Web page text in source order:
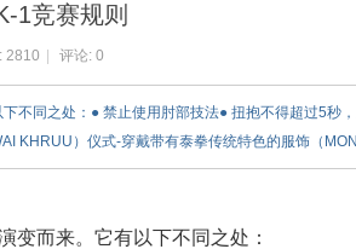
1竞赛规则
2810 评论: 0
不同之处：● 禁止使用肘部技法● 扭抱不得超过5秒
KHRUU）仪式-穿戴带有泰拳传统特色的服饰（
变而来。它有以下不同之处：